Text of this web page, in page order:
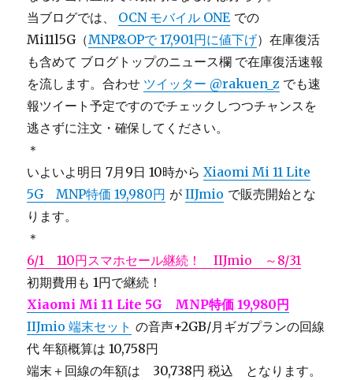
当ブログでは、 OCN モバイル ONE での
Mi11l5G（MNP&OPで 17,901円に値下げ）在庫復活
も含めて ブログトップのニュース欄 で在庫復活速報
を流します。合わせ ツイッター @rakuen_z でも速
報ツイート予定ですのでチェックしつつチャンスを
逃さずに注文・確保してください。
＊
いよいよ明日 7月9日 10時からXiaomi Mi 11 Lite
5G MNP特価 19,980円 がIIJmio で販売開始とな
ります。
＊
6/1 110円スマホセール継続！ IIJmio ～8/31
初期費用も 1円で継続！
Xiaomi Mi 11 Lite 5G MNP特価 19,980円
IIJmio 端末セット の音声+2GB/月ギガプランの回線
代 年額概算は 10,758円
端末＋回線の年額は 30,738円 税込 となります。